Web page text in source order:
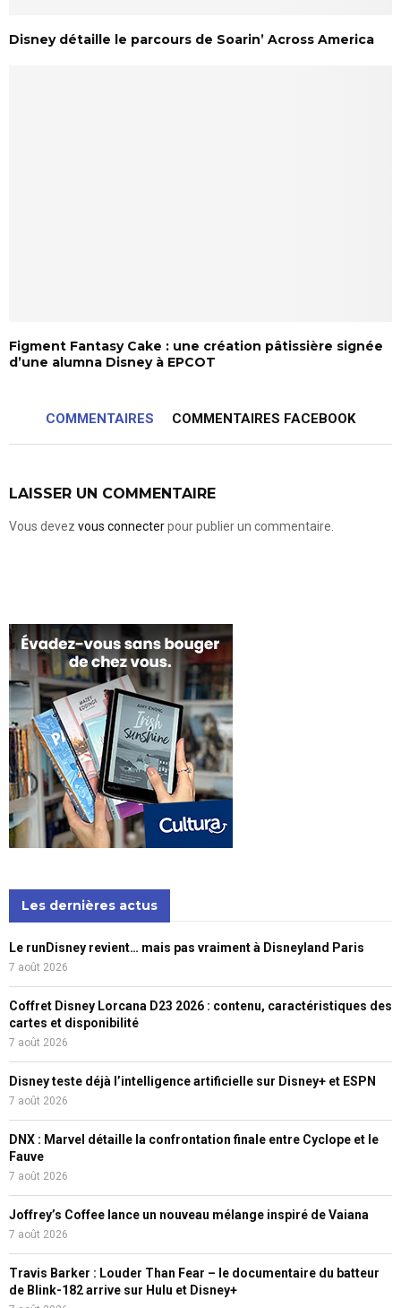
Disney détaille le parcours de Soarin’ Across America
Figment Fantasy Cake : une création pâtissière signée
d’une alumna Disney à EPCOT
COMMENTAIRES COMMENTAIRES FACEBOOK
LAISSER UN COMMENTAIRE
Vous devez vous connecterpour publier un commentaire.
Les dernières actus
Le runDisney revient… mais pas vraiment à Disneyland Paris
7 août 2026
Coffret Disney Lorcana D23 2026 : contenu, caractéristiques des
cartes et disponibilité
7 août 2026
Disney teste déjà l’intelligence artificielle sur Disney+ et ESPN
7 août 2026
DNX : Marvel détaille la confrontation finale entre Cyclope et le
Fauve
7 août 2026
Joffrey’s Coffee lance un nouveau mélange inspiré de Vaiana
7 août 2026
Travis Barker : Louder Than Fear – le documentaire du batteur
de Blink-182 arrive sur Hulu et Disney+